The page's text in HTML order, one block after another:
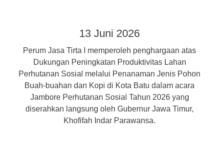
13 Juni 2026
Perum Jasa Tirta I memperoleh penghargaan atas
Dukungan Peningkatan Produktivitas Lahan
Perhutanan Sosial melalui Penanaman Jenis Pohon
Buah-buahan dan Kopi di Kota Batu dalam acara
Jambore Perhutanan Sosial Tahun 2026 yang
diserahkan langsung oleh Gubernur Jawa Timur,
Khofifah Indar Parawansa.